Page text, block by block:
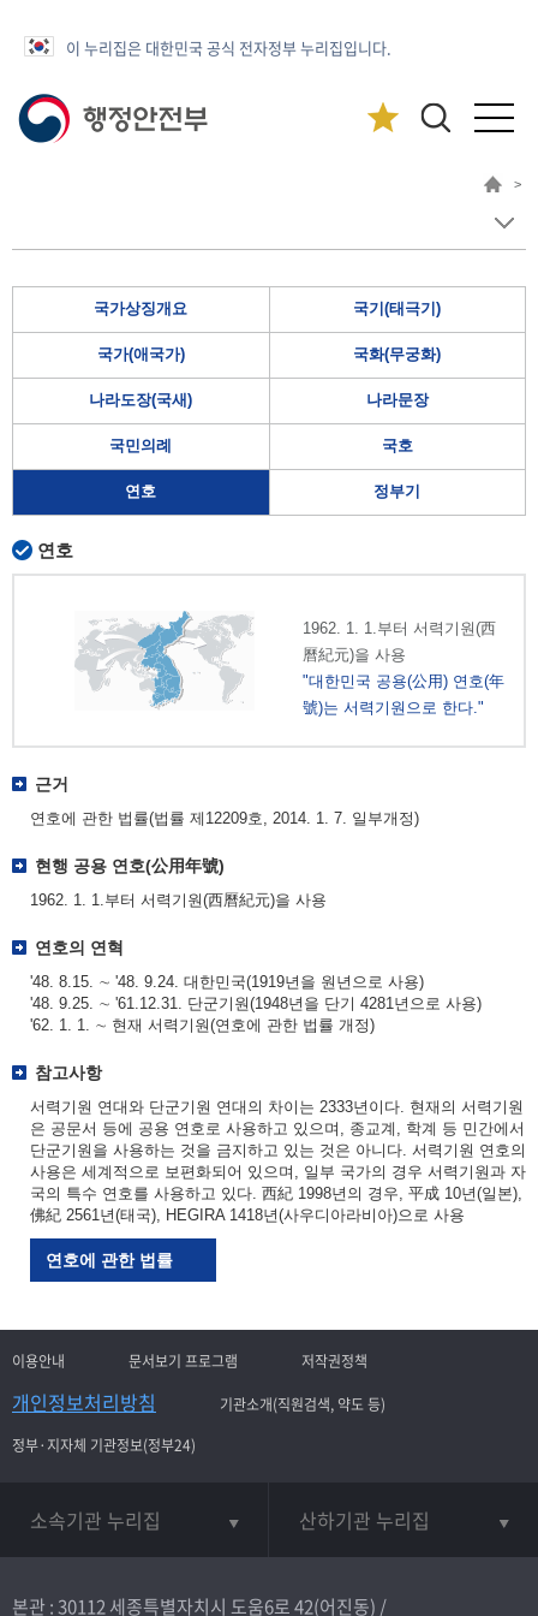
이 누리집은 대한민국 공식 전자정부 누리집입니다.
>
국가상징개요 국기(태극기)
국가(애국가) 국화(무궁화)
나라도장(국새) 나라문장
국민의례 국호
연호 정부기
연호
1962. 1. 1.부터 서력기원(西
曆紀元)을 사용
"대한민국 공용(公用) 연호(年
號)는 서력기원으로 한다."
근거
연호에 관한 법률(법률 제12209호, 2014. 1. 7. 일부개정)
현행 공용 연호(公用年號)
1962. 1. 1.부터 서력기원(西曆紀元)을 사용
연호의 연혁
'48. 8.15. ∼ '48. 9.24. 대한민국(1919년을 원년으로 사용)
'48. 9.25. ∼ '61.12.31. 단군기원(1948년을 단기 4281년으로 사용)
'62. 1. 1. ∼ 현재 서력기원(연호에 관한 법률 개정)
참고사항
서력기원 연대와 단군기원 연대의 차이는 2333년이다. 현재의 서력기원
은 공문서 등에 공용 연호로 사용하고 있으며, 종교계, 학계 등 민간에서
단군기원을 사용하는 것을 금지하고 있는 것은 아니다. 서력기원 연호의
사용은 세계적으로 보편화되어 있으며, 일부 국가의 경우 서력기원과 자
국의 특수 연호를 사용하고 있다. 西紀 1998년의 경우, 平成 10년(일본),
佛紀 2561년(태국), HEGIRA 1418년(사우디아라비아)으로 사용
연호에 관한 법률
이용안내 문서보기 프로그램 저작권정책
개인정보처리방침
기관소개(직원검색, 약도 등)
정부·지자체 기관정보(정부24)
소속기관 누리집 산하기관 누리집
본관 : 30112 세종특별자치시 도움6로 42(어진동) /